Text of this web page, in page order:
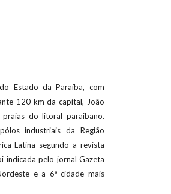
Estado da Paraíba, com
120 km da capital, João
praias do litoral paraibano.
industriais da Região
Latina segundo a revista
indicada pelo jornal Gazeta
e a 6ª cidade mais